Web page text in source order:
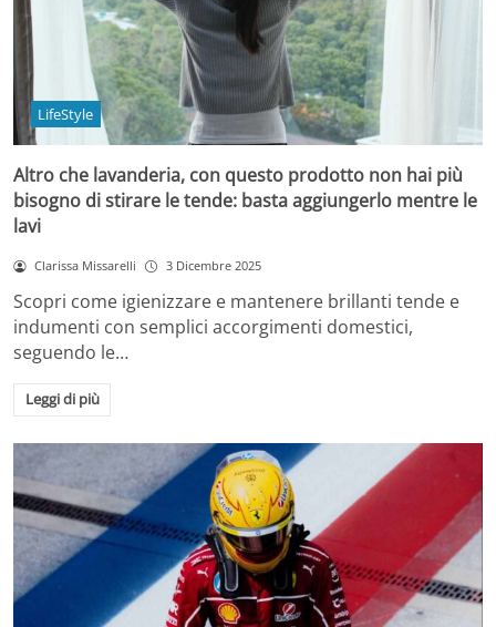
LifeStyle
Altro che lavanderia, con questo prodotto non hai più
bisogno di stirare le tende: basta aggiungerlo mentre le
lavi
Clarissa Missarelli 3 Dicembre 2025
Scopri come igienizzare e mantenere brillanti tende e
indumenti con semplici accorgimenti domestici,
seguendo le…
Leggi di più